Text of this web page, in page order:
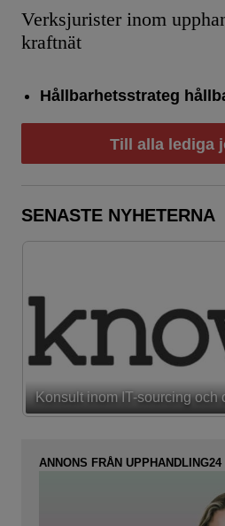
Verksjurister inom
kraftnät
Hållbarhetsstrateg
Till alla lediga
SENASTE NYHETERNA
Konsult inom IT-sourcing och
ANNONS FRÅN UPPHANDLING24